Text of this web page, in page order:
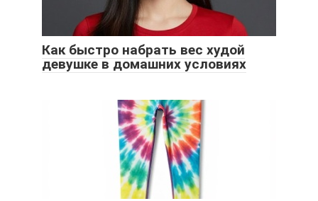
Как быстро набрать вес худой
девушке в домашних условиях